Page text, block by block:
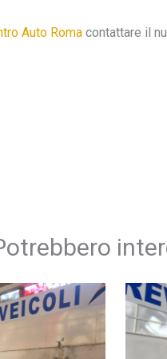
Auto Romacontattare il